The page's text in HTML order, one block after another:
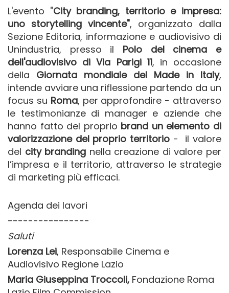
L'evento "City branding, territorio e impresa:
uno storytelling vincente", organizzato dalla
Sezione Editoria, informazione e audiovisivo di
Unindustria, presso il Polo del cinema e
dell'audiovisivo di Via Parigi 11, in occasione
della Giornata mondiale del Made in Italy,
intende avviare una riflessione partendo da un
focus su Roma, per approfondire - attraverso
le testimonianze di manager e aziende che
hanno fatto del proprio brand un elemento di
valorizzazione del proprio territorio - il valore
del city branding nella creazione di valore per
l’impresa e il territorio, attraverso le strategie
di marketing più efficaci.
Agenda dei lavori
----------------
Saluti
Lorenza Lei, Responsabile Cinema e
Audiovisivo Regione Lazio
Maria Giuseppina Troccoli, Fondazione Roma